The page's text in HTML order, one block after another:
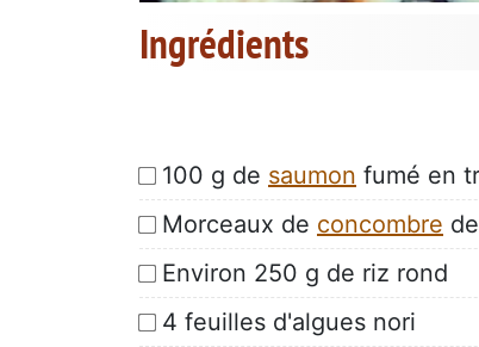
Ingrédients
100 g de saumon fumé en
Morceaux de concombre
Environ 250 g de riz rond
4 feuilles d'algues nori